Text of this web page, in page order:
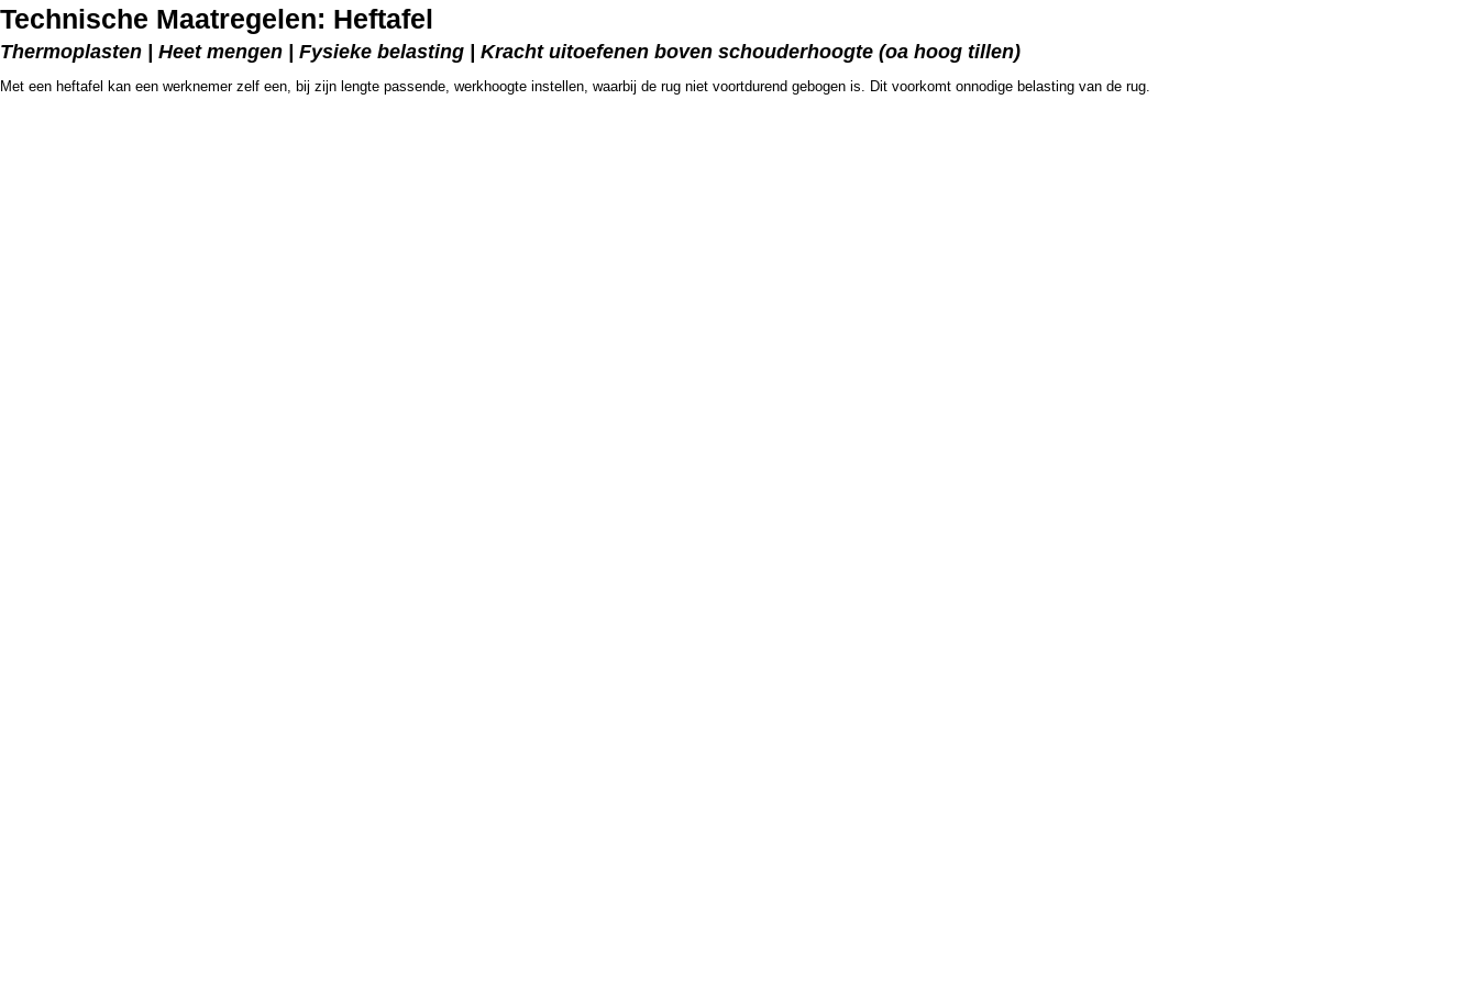
Technische Maatregelen: Heftafel
Thermoplasten | Heet mengen | Fysieke belasting | Kracht uitoefenen boven schouderhoogte (oa hoog tillen)
Met een heftafel kan een werknemer zelf een, bij zijn lengte passende, werkhoogte instellen, waarbij de rug niet voortdurend gebogen is. Dit voorkomt onnodige belasting van de rug.